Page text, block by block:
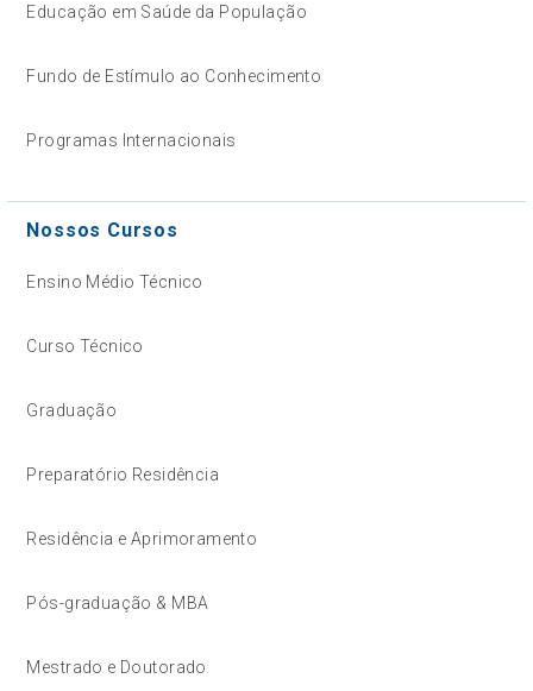
Educação em Saúde da População
Fundo de Estímulo ao Conhecimento
Programas Internacionais
Nossos Cursos
Ensino Médio Técnico
Curso Técnico
Graduação
Preparatório Residência
Residência e Aprimoramento
Pós-graduação & MBA
Mestrado e Doutorado